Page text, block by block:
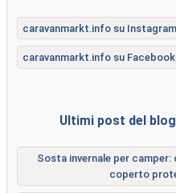
caravanmarkt.info su Instagram
caravanmarkt.info su Facebook
Ultimi post del
Sosta invernale per
coperto